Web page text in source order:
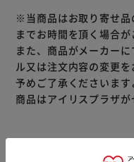
※当商品はお取り寄せ品
までお時間を頂く場合が
また、商品がメーカー
ル又は注文内容の変更を
予めご了承くださいます
商品はアイリスプラザが
商品情報